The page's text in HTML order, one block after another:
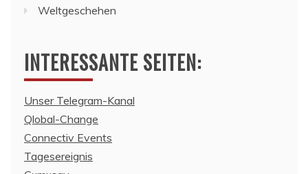
Weltgeschehen
INTERESSANTE SEITEN:
Unser Telegram-Kanal
Qlobal-Change
Connectiv Events
Tagesereignis